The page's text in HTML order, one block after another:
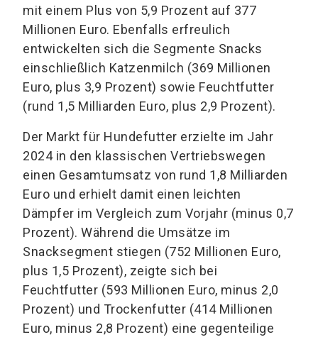
mit einem Plus von 5,9 Prozent auf 377
Millionen Euro. Ebenfalls erfreulich
entwickelten sich die Segmente Snacks
einschließlich Katzenmilch (369 Millionen
Euro, plus 3,9 Prozent) sowie Feuchtfutter
(rund 1,5 Milliarden Euro, plus 2,9 Prozent).
Der Markt für Hundefutter erzielte im Jahr
2024 in den klassischen Vertriebswegen
einen Gesamtumsatz von rund 1,8 Milliarden
Euro und erhielt damit einen leichten
Dämpfer im Vergleich zum Vorjahr (minus 0,7
Prozent). Während die Umsätze im
Snacksegment stiegen (752 Millionen Euro,
plus 1,5 Prozent), zeigte sich bei
Feuchtfutter (593 Millionen Euro, minus 2,0
Prozent) und Trockenfutter (414 Millionen
Euro, minus 2,8 Prozent) eine gegenteilige